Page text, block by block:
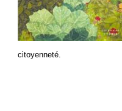
citoyenneté.